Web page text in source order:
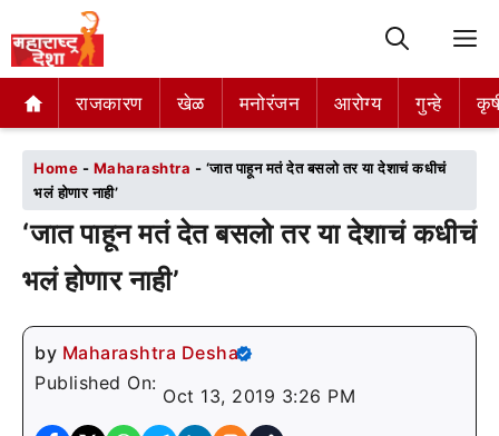
राजकारण खेळ मनोरंजन आरोग्य गुन्हे
राजकारण खेळ मनोरंजन आरोग्य गुन्हे
Home - Maharashtra - ‘जात पाहून मतं देत बसलो तर या देशाचं कधीचं
भलं होणार नाही’
‘जात पाहून मतं देत बसलो तर या देशाचं कधीचं
भलं होणार नाही’
by Maharashtra Desha
Published On:
Oct 13, 2019 3:26 PM